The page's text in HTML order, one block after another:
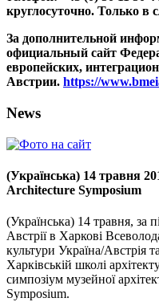
круглосуточно. Только в
За дополнительной
официальный сайт
европейских,
Австрии. https://
News
(Українська) 14 травня
Architecture Symposium
(Українська) 14 травня, за
Австрії в Харкові
культури Україна/Австрія
Харківській школі
симпозіум музейної
Symposium.